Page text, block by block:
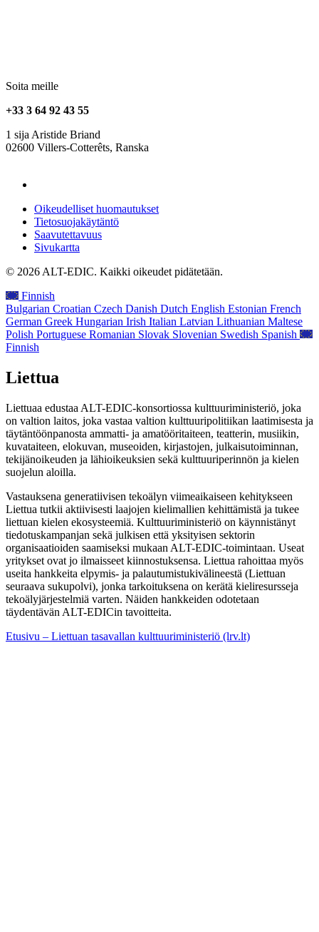
Soita meille
+33 3 64 92 43 55
1 sija Aristide Briand
02600 Villers-Cotterêts, Ranska
Oikeudelliset huomautukset
Tietosuojakäytäntö
Saavutettavuus
Sivukartta
© 2026 ALT-EDIC. Kaikki oikeudet pidätetään.
Finnish
Bulgarian Croatian Czech Danish Dutch English Estonian French
German Greek Hungarian Irish Italian Latvian Lithuanian Maltese
Polish Portuguese Romanian Slovak Slovenian Swedish Spanish
Finnish
Liettua
Liettuaa edustaa ALT-EDIC-konsortiossa kulttuuriministeriö, joka
on valtion laitos, joka vastaa valtion kulttuuripolitiikan laatimisesta ja
täytäntöönpanosta ammatti- ja amatööritaiteen, teatterin, musiikin,
kuvataiteen, elokuvan, museoiden, kirjastojen, julkaisutoiminnan,
tekijänoikeuden ja lähioikeuksien sekä kulttuuriperinnön ja kielen
suojelun aloilla.
Vastauksena generatiivisen tekoälyn viimeaikaiseen kehitykseen
Liettua tutkii aktiivisesti laajojen kielimallien kehittämistä ja tukee
liettuan kielen ekosysteemiä. Kulttuuriministeriö on käynnistänyt
tiedotuskampanjan sekä julkisen että yksityisen sektorin
organisaatioiden saamiseksi mukaan ALT-EDIC-toimintaan. Useat
yritykset ovat jo ilmaisseet kiinnostuksensa. Liettua rahoittaa myös
useita hankkeita elpymis- ja palautumistukivälineestä (Liettuan
seuraava sukupolvi), jonka tarkoituksena on kerätä kieliresursseja
tekoälyjärjestelmiä varten. Näiden hankkeiden odotetaan
täydentävän ALT-EDICin tavoitteita.
Etusivu – Liettuan tasavallan kulttuuriministeriö (lrv.lt)